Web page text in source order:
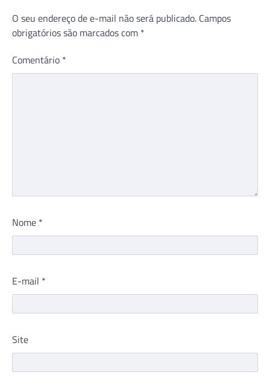
O seu endereço de e-mail não será publicado. Campos
obrigatórios são marcados com *
Comentário *
Nome *
E-mail *
Site